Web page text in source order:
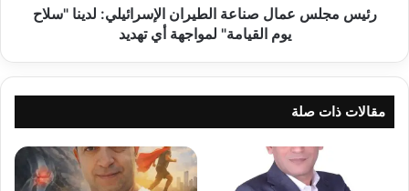
القيامة"
رئيس مجلس عمال صناعة الطيران الإسرائيلي: لدينا "سلاح
يوم القيامة" لمواجهة أي تهديد
مقالات ذات صلة